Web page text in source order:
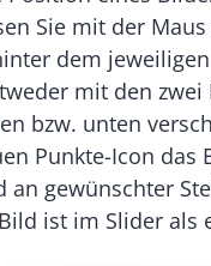
Sie mit der
dem
mit den zwei
bzw. unten
Punkte-Icon das
an gewünschter
ist im Slider als